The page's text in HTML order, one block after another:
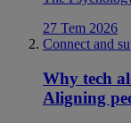
27 Tem 2026
Connect and
Why tech
Aligning